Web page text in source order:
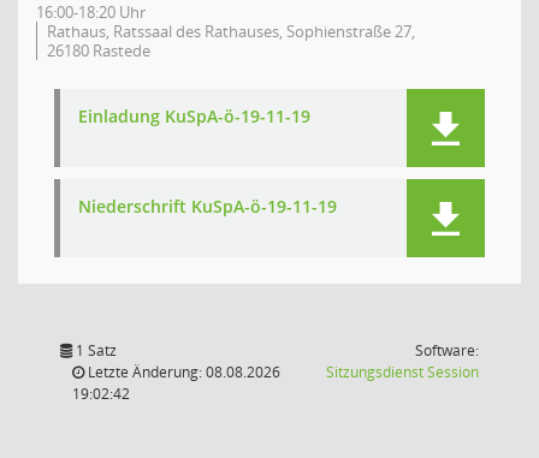
16:00-18:20 Uhr
Rathaus, Ratssaal des Rathauses, Sophienstraße 27,
26180 Rastede
Einladung KuSpA-ö-19-11-19
Niederschrift KuSpA-ö-19-11-19
1 Satz
Letzte Änderung: 08.08.2026
19:02:42
Software:
SitzungsdienstSession(Wird in